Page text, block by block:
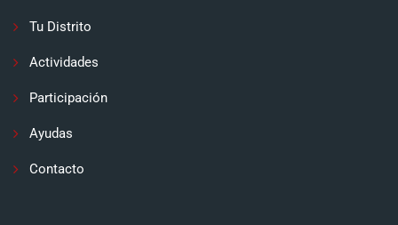
Tu Distrito
Actividades
Participación
Ayudas
Contacto